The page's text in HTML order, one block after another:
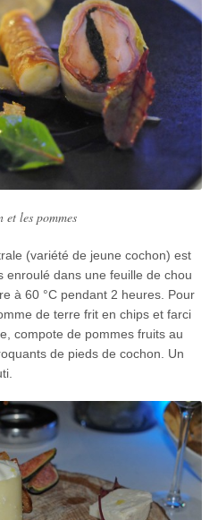
et les pommes
(variété de jeune cochon) est
enroulé dans une feuille de chou
à 60 °C pendant 2 heures. Pour
de terre frit en chips et farci
compote de pommes fruits au
de pieds de cochon. Un